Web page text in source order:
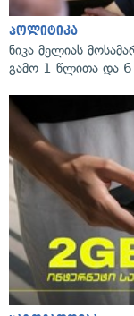
პოლიტიკა
ნიკა მელიას
გამო 1 წლითა და 6